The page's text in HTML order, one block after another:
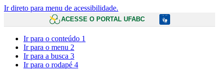
Ir direto para menu de acessibilidade.
ACESSE O PORTAL UFABC
Ir para o conteúdo 1
Ir para o menu 2
Ir para a busca 3
Ir para o rodapé 4